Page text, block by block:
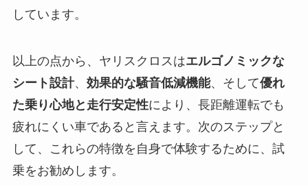
しています。
以上の点から、ヤリスクロスはエルゴノミックな
シート設計、 効果的な騒音低減機能、そして優れ
た乗り心地と走行安定性により、長距離運転でも
疲れにくい車であると言えます。次のステップと
して、これらの特徴を自身で体験するために、試
乗をお勧めします。